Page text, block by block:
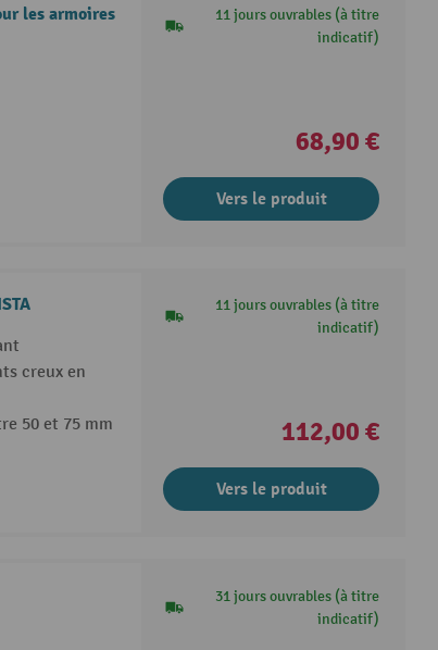
les armoires
11 jours ouvrables (à titre
indicatif)
68,90 €
Vers le produit
creux en
50 et 75 mm
11 jours ouvrables (à titre
indicatif)
112,00 €
Vers le produit
31 jours ouvrables (à titre
indicatif)